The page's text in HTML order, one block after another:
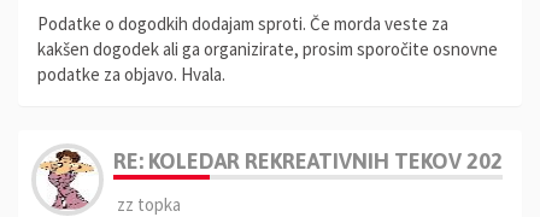
Podatke o dogodkih dodajam sproti. Če morda veste za
kakšen dogodek ali ga organizirate, prosim sporočite osnovne
podatke za objavo. Hvala.
RE: KOLEDAR REKREATIVNIH TEKOV 2025,
zz topka